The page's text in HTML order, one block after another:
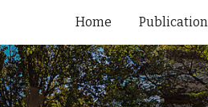
Home